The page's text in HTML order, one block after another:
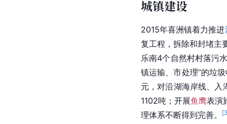
城镇建设
2015年喜洲镇着力推进
复工程，拆除和封堵主
乐南4个自然村村落污
镇运输、市处理”的垃
元，对沿湖海岸线、入
1102吨；开展鱼鹰表演
理体系不断得到完善。
[